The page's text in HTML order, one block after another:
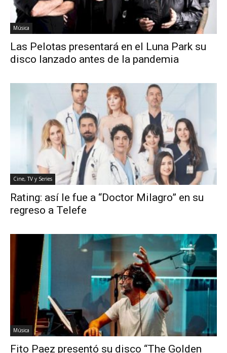
Música
Las Pelotas presentará en el Luna Park su
disco lanzado antes de la pandemia
Cine, TV y Series
Rating: así le fue a “Doctor Milagro” en su
regreso a Telefe
Música
Fito Paez presentó su disco “The Golden